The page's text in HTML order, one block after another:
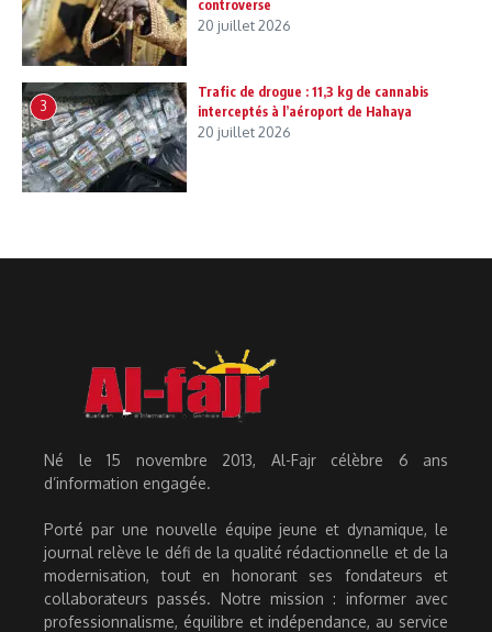
controverse
20 juillet 2026
3
Trafic de drogue : 11,3 kg de cannabis
interceptés à l’aéroport de Hahaya
20 juillet 2026
Né le 15 novembre 2013, Al-Fajr célèbre 6 ans
d’information engagée.
Porté par une nouvelle équipe jeune et dynamique, le
journal relève le défi de la qualité rédactionnelle et de la
modernisation, tout en honorant ses fondateurs et
collaborateurs passés. Notre mission : informer avec
professionnalisme, équilibre et indépendance, au service